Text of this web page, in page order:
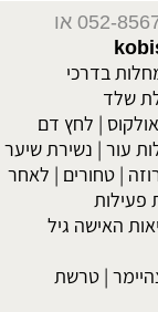
או
|לחץ דם
|נשירת שיער
|לאחר
גיל
טרשת